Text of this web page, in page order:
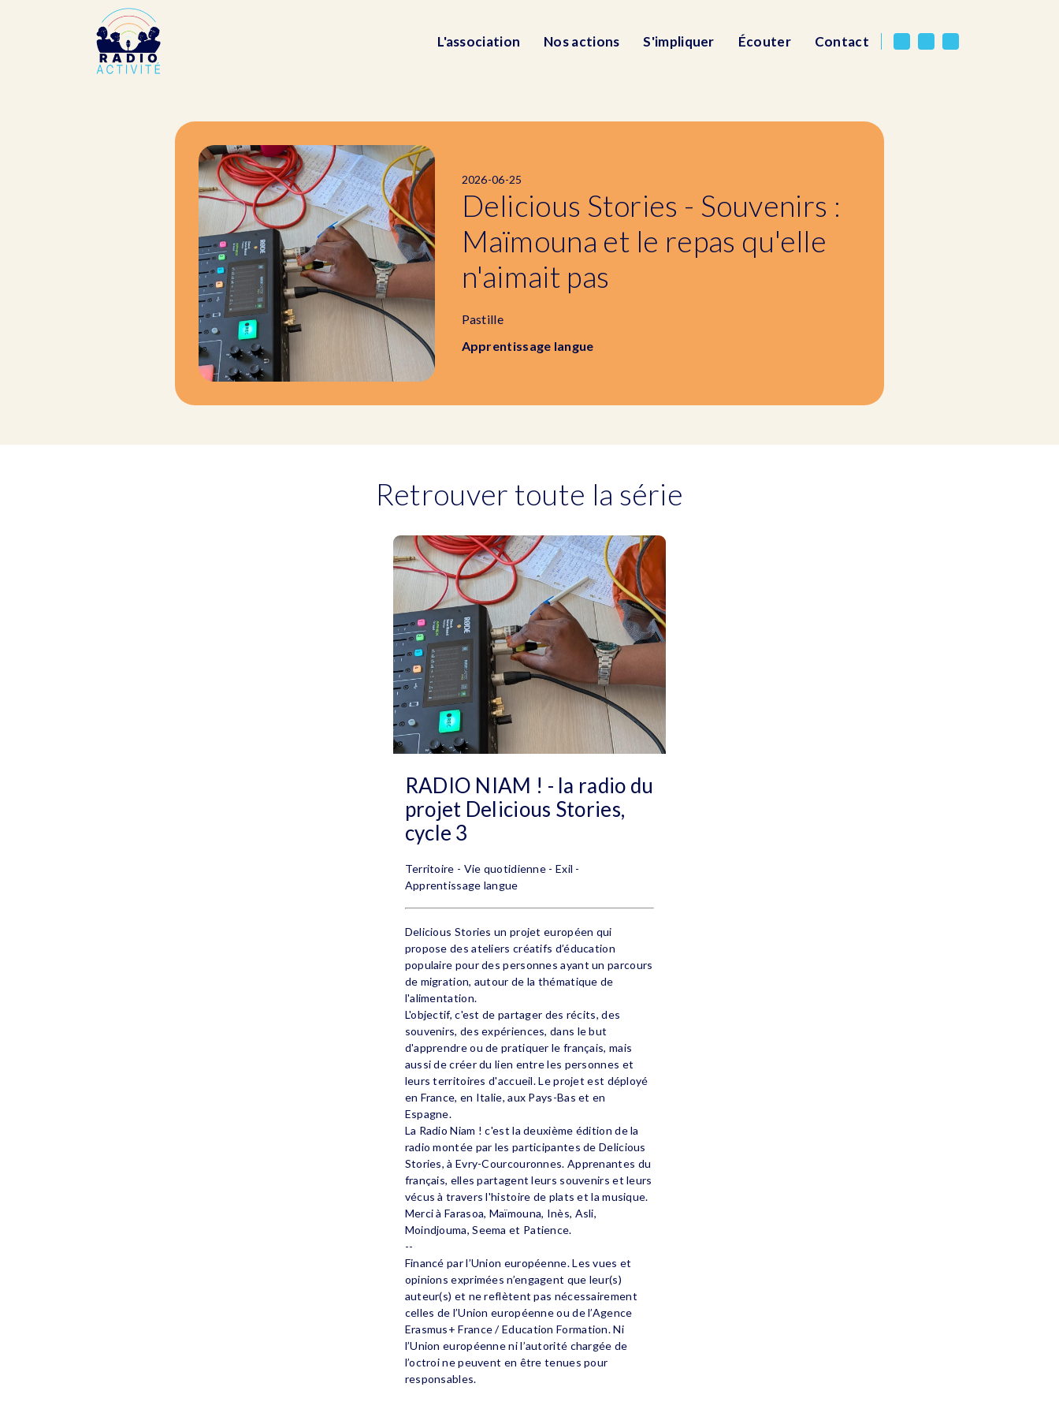
L'association Nos actions S'impliquer Écouter Contact
2026-06-25
Delicious Stories - Souvenirs :
Maïmouna et le repas qu'elle
n'aimait pas
Pastille
Apprentissage langue
Retrouver toute la série
RADIO NIAM ! - la radio du
projet Delicious Stories,
cycle 3
Territoire - Vie quotidienne - Exil -
Apprentissage langue
Delicious Stories un projet européen qui
propose des ateliers créatifs d’éducation
populaire pour des personnes ayant un parcours
de migration, autour de la thématique de
l'alimentation.
L'objectif, c'est de partager des récits, des
souvenirs, des expériences, dans le but
d'apprendre ou de pratiquer le français, mais
aussi de créer du lien entre les personnes et
leurs territoires d'accueil. Le projet est déployé
en France, en Italie, aux Pays-Bas et en
Espagne.
La Radio Niam ! c'est la deuxième édition de la
radio montée par les participantes de Delicious
Stories, à Evry-Courcouronnes. Apprenantes du
français, elles partagent leurs souvenirs et leurs
vécus à travers l'histoire de plats et la musique.
Merci à Farasoa, Maïmouna, Inès, Asli,
Moindjouma, Seema et Patience.
--
Financé par l’Union européenne. Les vues et
opinions exprimées n’engagent que leur(s)
auteur(s) et ne reflètent pas nécessairement
celles de l’Union européenne ou de l’Agence
Erasmus+ France / Education Formation. Ni
l’Union européenne ni l’autorité chargée de
l’octroi ne peuvent en être tenues pour
responsables.